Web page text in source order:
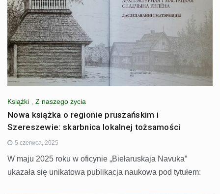
Książki Z naszego życia
Nowa książka o regionie pruszańskim i
Szereszewie: skarbnica lokalnej tożsamości
5 czerwca, 2025
W maju 2025 roku w oficynie „Biełaruskaja Navuka”
ukazała się unikatowa publikacja naukowa pod tytułem: